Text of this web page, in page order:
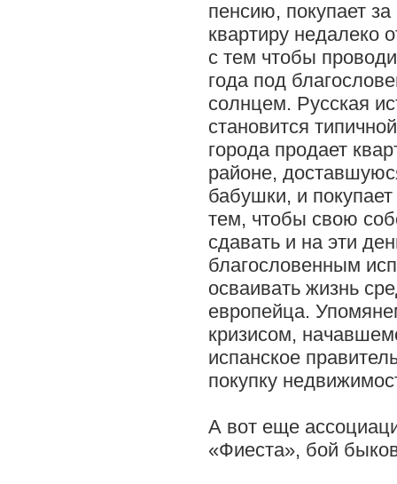
пенсию, покупает
квартиру недалеко
с тем чтобы
года под
солнцем. Русская
становится
города продает
районе,
бабушки, и
тем, чтобы свою
сдавать и на эти
благословенным
осваивать жизнь
европейца.
кризисом,
испанское
покупку
А вот еще
«Фиеста», бой